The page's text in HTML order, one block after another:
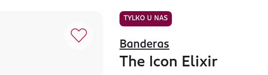
TYLKO U NAS
Banderas
The Icon Elixir